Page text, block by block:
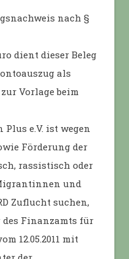
nach §
dient dieser Beleg
als
Vorlage beim
e.V. ist wegen
Förderung der
rassistisch oder
und
Zuflucht suchen,
Finanzamts für
12.05.2011 mit